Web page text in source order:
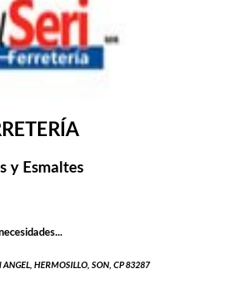
y Esmaltes
ANGEL, HERMOSILLO, SON, CP 83287